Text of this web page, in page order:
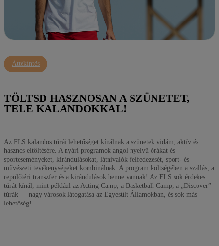
Áttekintés
TÖLTSD HASZNOSAN A SZÜNETET,
TELE KALANDOKKAL!
Az FLS kalandos túrái lehetőséget kínálnak a szünetek vidám, aktív és
hasznos eltöltésére. A nyári programok angol nyelvű órákat és
sporteseményeket, kirándulásokat, látnivalók felfedezését, sport- és
művészeti tevékenységeket kombinálnak. A program költségében a szállás, a
repülőtéri transzfer és a kirándulások benne vannak! Az FLS sok érdekes
túrát kínál, mint például az Acting Camp, a Basketball Camp, a „Discover”
túrák — nagy városok látogatása az Egyesült Államokban, és sok más
lehetőség!